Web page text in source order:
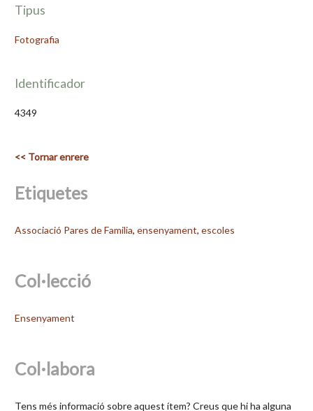
Tipus
Fotografia
Identificador
4349
<< Tornar enrere
Etiquetes
Associació Pares de Familia, ensenyament, escoles
Col·lecció
Ensenyament
Col·labora
Tens més informació sobre aquest ítem? Creus que hi ha alguna